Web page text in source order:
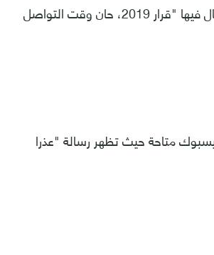
وجاءت هذه الخطوة بعد 24 ساعة من نشر صلاح تغريدة غامضة قال فيها "قرار 2019، حان وقت التواصل
متاحة حيث تظهر رسالة "عذرا